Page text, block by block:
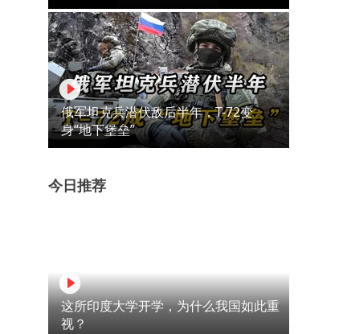
俄军坦克兵潜伏敌后半年，T-72变
身“地下堡垒”
今日推荐
这所印度大学开学，为什么我国如此重
视？